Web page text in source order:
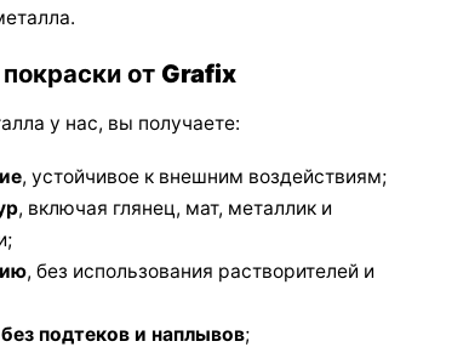
от Grafix
у нас, вы получаете:
, устойчивое к внешним воздействиям;
, включая глянец, мат, металлик и
, без использования растворителей и
подтеков и наплывов;